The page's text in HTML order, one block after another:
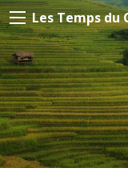
Les Temps du